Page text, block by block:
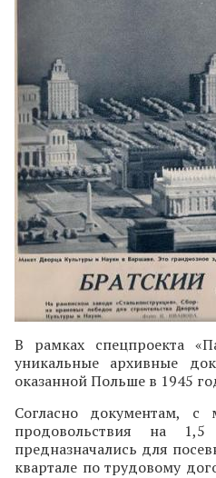
В рамках спецпроекта
уникальные архивные
оказанной Польше в 1945
Согласно документам,
продовольствия на
предназначались для
квартале по трудовому